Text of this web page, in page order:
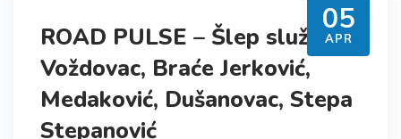
05
APR
ROAD PULSE – Šlep služba
Voždovac, Braće Jerković,
Medaković, Dušanovac, Stepa
Stepanović